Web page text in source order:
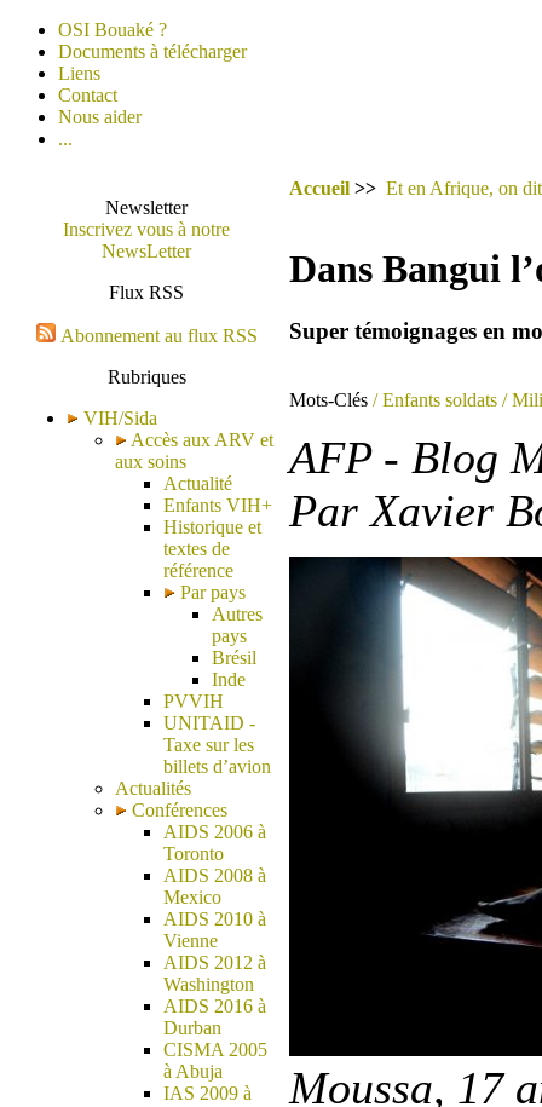
OSI Bouaké ?
Documents à télécharger
Liens
Contact
Nous aider
...
Newsletter
Inscrivez vous à notre
NewsLetter
Flux RSS
Abonnement au flux RSS
Rubriques
VIH/Sida
Accès aux ARV et
aux soins
Actualité
Enfants VIH+
Historique et
textes de
référence
Par pays
Autres
pays
Brésil
Inde
PVVIH
UNITAID -
Taxe sur les
billets d’avion
Actualités
Conférences
AIDS 2006 à
Toronto
AIDS 2008 à
Mexico
AIDS 2010 à
Vienne
AIDS 2012 à
Washington
AIDS 2016 à
Durban
CISMA 2005
à Abuja
IAS 2009 à
Accueil >> Et en Afrique, on
Dans Bangui
Super témoignages en
Mots-Clés / Enfants soldats /
AFP - Blog
Par Xavier
Moussa, 17